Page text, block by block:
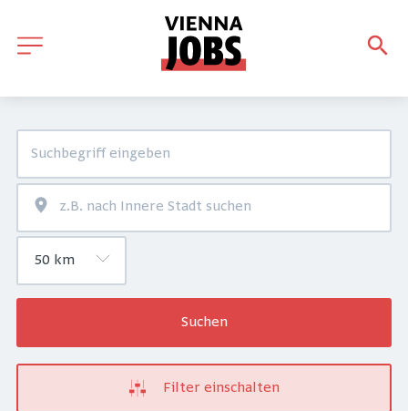
Suchen
Filter einschalten